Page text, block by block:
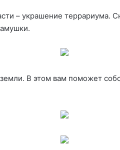
– украшение террариума.
В этом вам поможет